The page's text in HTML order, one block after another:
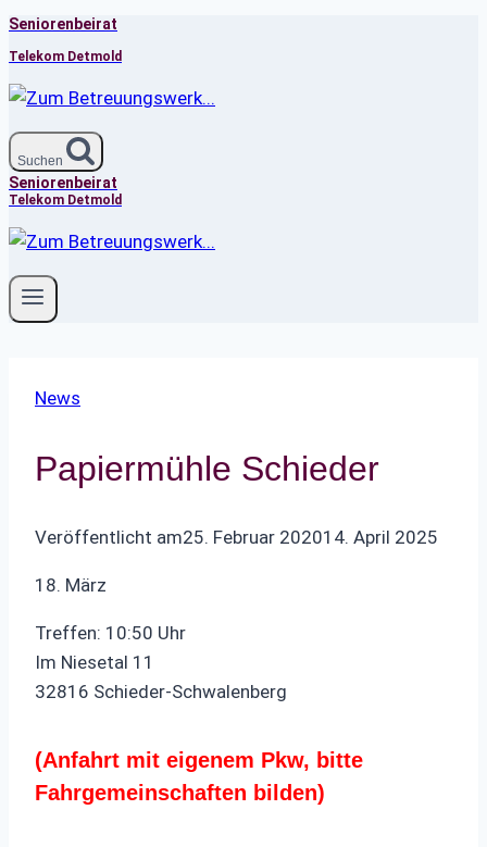
Zum
Inhalt
springen
Seniorenbeirat
Telekom Detmold
Suchen
Seniorenbeirat
Telekom Detmold
News
Papiermühle Schieder
Veröffentlicht am25. Februar 202014. April 2025
18. März
Treffen: 10:50 Uhr
Im Niesetal 11
32816 Schieder-Schwalenberg
(Anfahrt mit eigenem Pkw, bitte
Fahrgemeinschaften bilden)